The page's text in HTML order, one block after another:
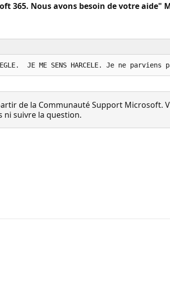
365. Nous avons besoin de votre aide"
de la Communauté Support Microsoft.
ni suivre la question.